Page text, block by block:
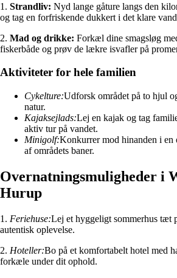
1. Strandliv: Nyd lange gåture langs den
og tag en forfriskende dukkert i det klare
2. Mad og drikke: Forkæl dine smagsløg
fiskerbåde og prøv de lækre isvafler på
Aktiviteter for hele familien
Cykelture:Udforsk området på to hjul
natur.
Kajaksejlads:Lej en kajak og tag
aktiv tur på vandet.
Minigolf:Konkurrer mod hinanden i en
af områdets baner.
Overnatningsmuligheder i
Hurup
1. Feriehuse:Lej et hyggeligt sommerhus tæt
autentisk oplevelse.
2. Hoteller:Bo på et komfortabelt hotel med
forkæle under dit ophold.